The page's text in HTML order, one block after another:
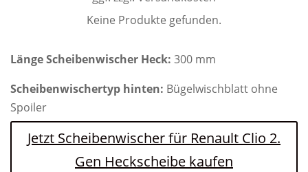
Keine Produkte gefunden.
Länge Scheibenwischer Heck: 300 mm
Scheibenwischertyp hinten: Bügelwischblatt ohne
Spoiler
Jetzt Scheibenwischer für Renault Clio 2.
Gen Heckscheibe kaufen